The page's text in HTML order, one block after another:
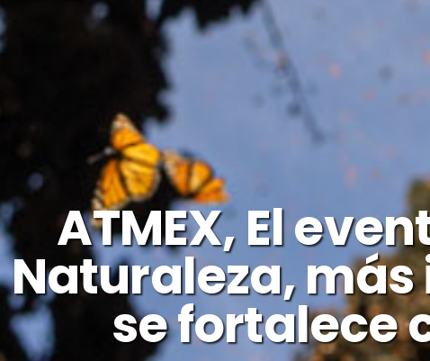
ATMEX, El
Naturaleza,
se fortalece